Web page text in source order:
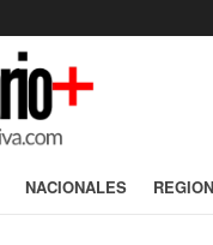
NACIONALES